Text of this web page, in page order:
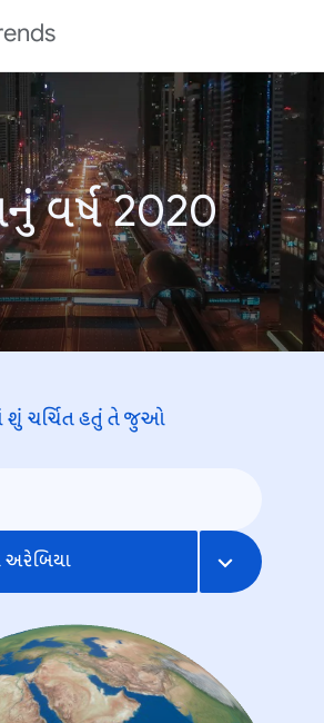
વર્ષ 2020
શું ચર્ચિત હતું તે જુઓ
અરેબિયા